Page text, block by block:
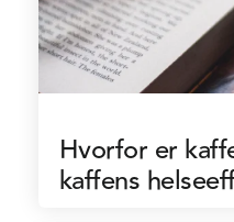
Hvorfor er
kaffens